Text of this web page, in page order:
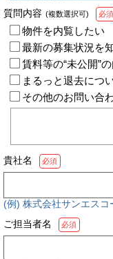
質問内容 (複数選択可) 必須
物件を内覧したい
最新の募集状況を
賃料等の“未公開”
まるっと退去につ
その他のお問い合
貴社名 必須
(例) 株式会社サンエスコ
ご担当者名
必須